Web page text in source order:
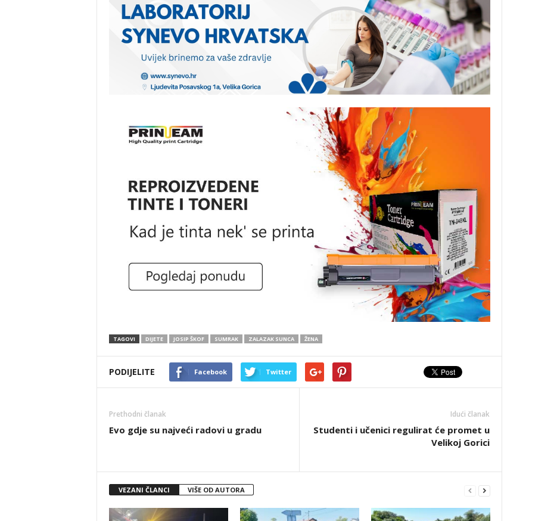
TAGOVI DIJETE JOSIP ŠKOF SUMRAK ZALAZAK SUNCA ŽENA
PODIJELITE Facebook Twitter
Prethodni članak
Evo gdje su najveći radovi u gradu
Idući članak
Studenti i učenici regulirat će promet u
Velikoj Gorici
VEZANI ČLANCI VIŠE OD AUTORA